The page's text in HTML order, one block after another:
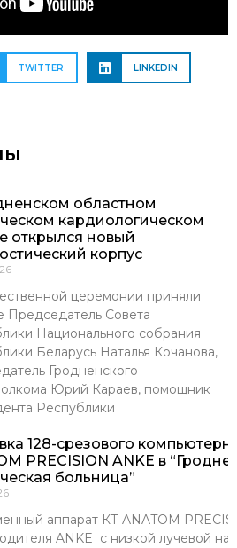
TWITTER LINKEDIN
областном
кардиологическом
открылся новый
корпус
церемонии приняли
Председатель Совета
Национального собрания
Беларусь Наталья Кочанова,
Гродненского
Юрий Караев, помощник
Республики
128-срезового
PRECISION ANKE в
больница”
аппарат КТ ANATOM
ANKE с низкой лучевой